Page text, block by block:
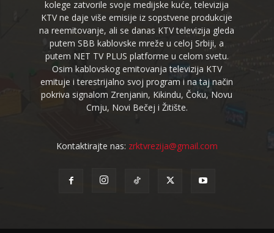
kolege zatvorile svoje medijske kuće, televizija
KTV ne daje više emisije iz sopstvene produkcije
na reemitovanje, ali se danas KTV televizija gleda
putem SBB kablovske mreže u celoj Srbiji, a
putem NET TV PLUS platforme u celom svetu.
Osim kablovskog emitovanja televizija KTV
emituje i terestrijalno svoj program i na taj način
pokriva signalom Zrenjanin, Kikindu, Čoku, Novu
Crnju, Novi Bečej i Žitište.
Kontaktirajte nas: zrktvrezija@gmail.com